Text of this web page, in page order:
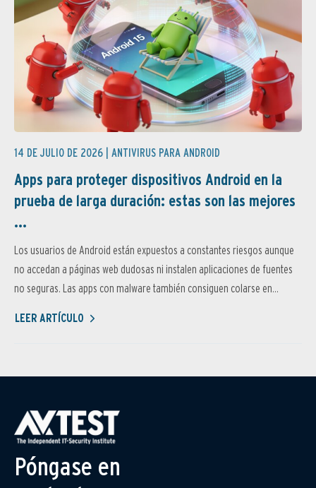
14 DE JULIO DE 2026 | ANTIVIRUS PARA ANDROID
Apps para proteger dispositivos Android en la
prueba de larga duración: estas son las mejores
...
Los usuarios de Android están expuestos a constantes riesgos aunque
no accedan a páginas web dudosas ni instalen aplicaciones de fuentes
no seguras. Las apps con malware también consiguen colarse en...
LEER ARTÍCULO
Póngase en